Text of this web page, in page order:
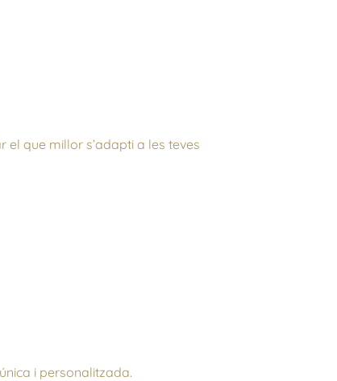
que millor s’adapti a les teves
i personalitzada.